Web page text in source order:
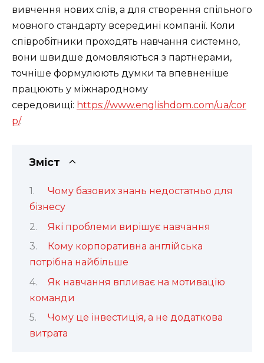
вивчення нових слів, а для створення спільного
мовного стандарту всередині компанії. Коли
співробітники проходять навчання системно,
вони швидше домовляються з партнерами,
точніше формулюють думки та впевненіше
працюють у міжнародному
середовищі: https://www.englishdom.com/ua/cor
p/.
Зміст
Чому базових знань недостатньо для
бізнесу
Які проблеми вирішує навчання
Кому корпоративна англійська
потрібна найбільше
Як навчання впливає на мотивацію
команди
Чому це інвестиція, а не додаткова
витрата